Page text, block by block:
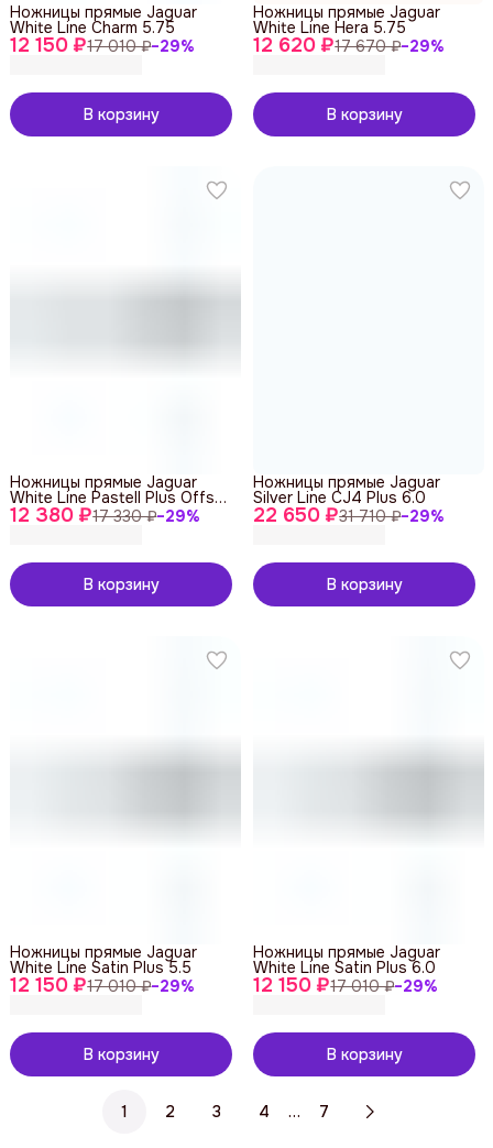
12 150 ₽17 010 ₽−29%
Ножницы прямые Jaguar
White Line Charm 5.75
В корзину
12 620 ₽17 670 ₽−29%
Ножницы прямые Jaguar
White Line Hera 5.75
В корзину
12 380 ₽17 330 ₽−29%
Ножницы прямые Jaguar
White Line Pastell Plus Offset
Lavender 5.5
В корзину
22 650 ₽31 710 ₽−29%
Ножницы прямые Jaguar
Silver Line CJ4 Plus 6.0
В корзину
12 150 ₽17 010 ₽−29%
Ножницы прямые Jaguar
White Line Satin Plus 5.5
В корзину
12 150 ₽17 010 ₽−29%
Ножницы прямые Jaguar
White Line Satin Plus 6.0
В корзину
1 2 3 4 … 7